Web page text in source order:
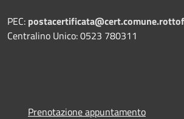
PEC:
Centralino Unico: 0523 780311
Prenotazione appuntamento